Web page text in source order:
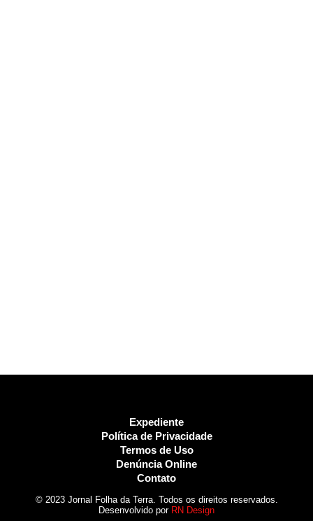
Expediente
Política de Privacidade
Termos de Uso
Denúncia Online
Contato
© 2023 Jornal Folha da Terra. Todos os direitos reservados.
Desenvolvido por RN Design